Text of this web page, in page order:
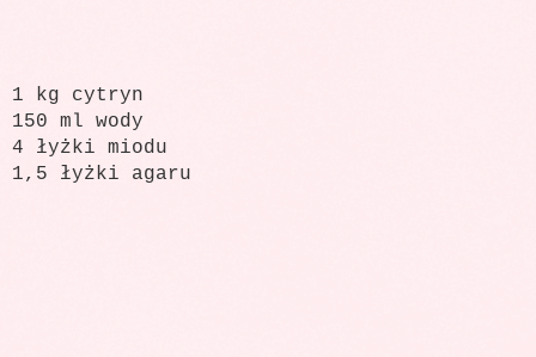
1 kg cytryn
150 ml wody
4 łyżki miodu
1,5 łyżki agaru